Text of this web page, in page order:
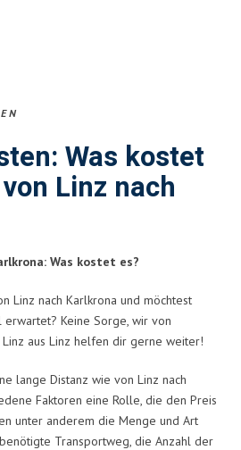
Was kostet
Linz nach
Was kostet es?
Linz nach Karlkrona und möchtest
erwartet? Keine Sorge, wir von
aus Linz helfen dir gerne weiter!
lange Distanz wie von Linz nach
Faktoren eine Rolle, die den Preis
unter anderem die Menge und Art
Transportweg, die Anzahl der